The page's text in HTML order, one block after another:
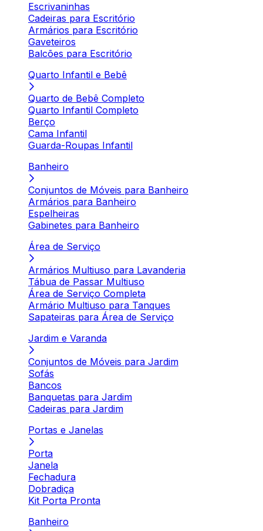
Escrivaninhas
Cadeiras para Escritório
Armários para Escritório
Gaveteiros
Balcões para Escritório
Quarto Infantil e Bebê
Quarto de Bebê Completo
Quarto Infantil Completo
Berço
Cama Infantil
Guarda-Roupas Infantil
Banheiro
Conjuntos de Móveis para Banheiro
Armários para Banheiro
Espelheiras
Gabinetes para Banheiro
Área de Serviço
Armários Multiuso para Lavanderia
Tábua de Passar Multiuso
Área de Serviço Completa
Armário Multiuso para Tanques
Sapateiras para Área de Serviço
Jardim e Varanda
Conjuntos de Móveis para Jardim
Sofás
Bancos
Banquetas para Jardim
Cadeiras para Jardim
Portas e Janelas
Porta
Janela
Fechadura
Dobradiça
Kit Porta Pronta
Banheiro